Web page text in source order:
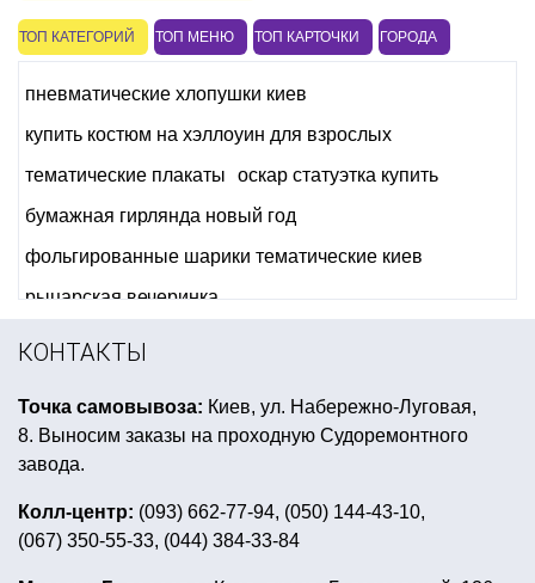
ТОП КАТЕГОРИЙ ТОП МЕНЮ ТОП КАРТОЧКИ ГОРОДА
пневматические хлопушки киев
купить костюм на хэллоуин для взрослых
тематические плакаты
оскар статуэтка купить
бумажная гирлянда новый год
фольгированные шарики тематические киев
рыцарская вечеринка
купить бутафорию для праздников грн
купить подвесные фонарики на день валентина
вечеринка в стиле хиппи
вечеринка в стиле голливуд оформление
КОНТАКТЫ
Точка самовывоза: Киев, ул. Набережно-Луговая,
8. Выносим заказы на проходную Судоремонтного
завода.
Колл-центр: (093) 662-77-94, (050) 144-43-10,
(067) 350-55-33, (044) 384-33-84